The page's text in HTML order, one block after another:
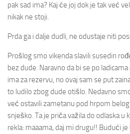
pak sad ima? Kaj će joj dok je tak već
nikak ne stoji.
Prda ga i dalje dudli, ne odustaje niti
Prošlog smo vikenda slavili susedin
bez dude. Naravno da bi se po
ima za rezervu, no ovaj sam se put
to ludilo zbog dude otišlo. Nedavno
već ostavili zametanu pod hrpom
snješko. Ta je priča važila do odlaska u
rekla: maaama, daj mi drugu!! Budući